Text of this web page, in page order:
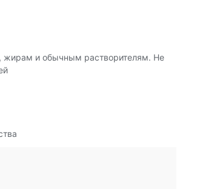
жирам и обычным растворителям. Не